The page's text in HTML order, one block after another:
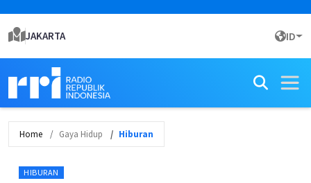
JAKARTA ID
Home Gaya Hidup Hiburan
HIBURAN